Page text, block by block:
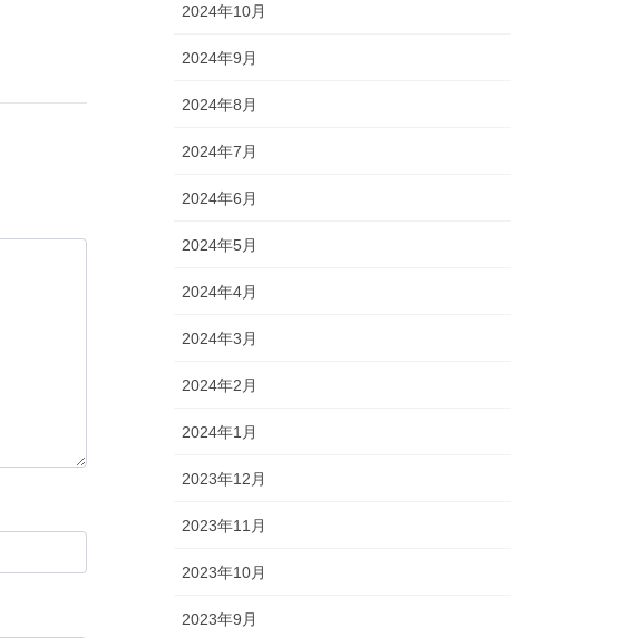
2024年10月
2024年9月
2024年8月
2024年7月
2024年6月
2024年5月
2024年4月
2024年3月
2024年2月
2024年1月
2023年12月
2023年11月
2023年10月
2023年9月